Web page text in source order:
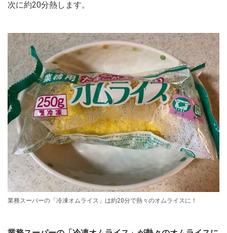
次に約20分熱します。
業務スーパーの「冷凍オムライス」は約20分で熱々のオムライスに！